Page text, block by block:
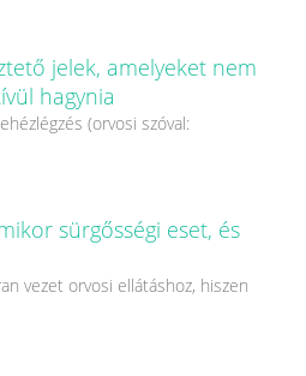
jelek, amelyeket nem
hagynia
(orvosi szóval:
sürgősségi eset, és
vezet orvosi ellátáshoz, hiszen